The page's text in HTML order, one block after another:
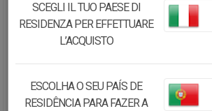
472.30€
330.61€
SCEGLI IL TUO PAESE DI
RESIDENZA PER EFFETTUARE
L’ACQUISTO
ESCOLHA O SEU PAÍS DE
RESIDÊNCIA PARA FAZER A